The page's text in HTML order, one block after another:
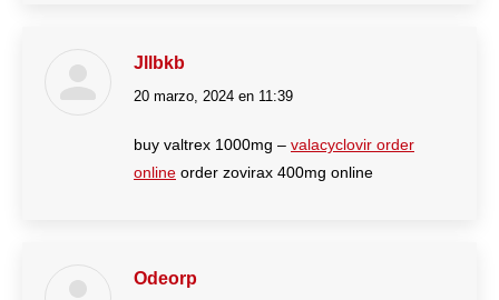
Jllbkb
dice:
20 marzo, 2024 en 11:39
buy valtrex 1000mg – valacyclovir order
online order zovirax 400mg online
Odeorp